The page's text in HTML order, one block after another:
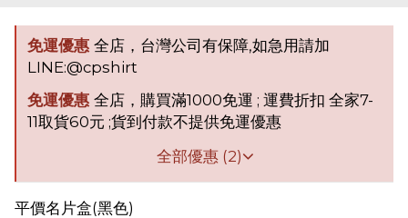
免運優惠 全店，台灣公司有保障,如急用請加
LINE:@cpshirt
免運優惠 全店，購買滿1000免運 ; 運費折扣 全家7-
11取貨60元 ;貨到付款不提供免運優惠
全部優惠 (2)
平價名片盒(黑色)